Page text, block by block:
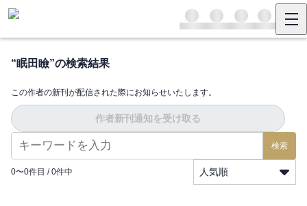
“眠田瞼”の検索結果
この作者の新刊が配信された際にお知らせいたします。
作者新刊通知を受け取る
検索
0〜0件目 / 0件中 人気順